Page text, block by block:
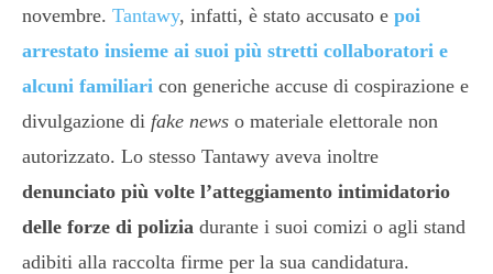
novembre. Tantawy, infatti, è stato accusato e poi
arrestato insieme ai suoi più stretti collaboratori e
alcuni familiari con generiche accuse di cospirazione e
divulgazione di fake news o materiale elettorale non
autorizzato. Lo stesso Tantawy aveva inoltre
denunciato più volte l’atteggiamento intimidatorio
delle forze di polizia durante i suoi comizi o agli stand
adibiti alla raccolta firme per la sua candidatura.